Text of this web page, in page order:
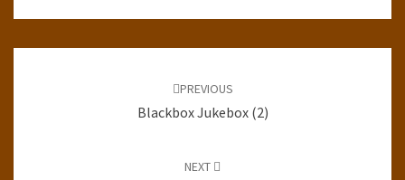
PREVIOUS
Blackbox Jukebox (2)
NEXT